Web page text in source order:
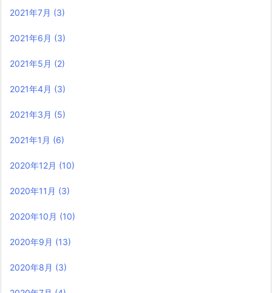
2021年7月 (3)
2021年6月 (3)
2021年5月 (2)
2021年4月 (3)
2021年3月 (5)
2021年1月 (6)
2020年12月 (10)
2020年11月 (3)
2020年10月 (10)
2020年9月 (13)
2020年8月 (3)